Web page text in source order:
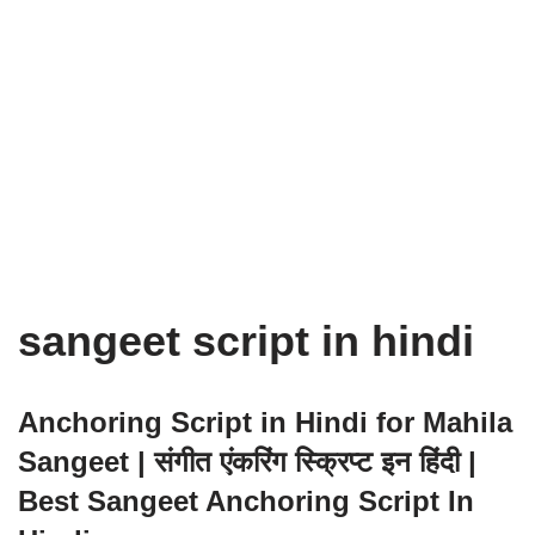
sangeet script in hindi
Anchoring Script in Hindi for Mahila
Sangeet | संगीत एंकरिंग स्क्रिप्ट इन हिंदी |
Best Sangeet Anchoring Script In